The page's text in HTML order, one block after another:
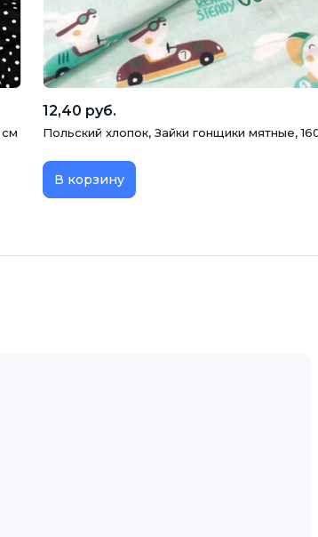
12,40 руб.
Польский хлопок, Зайки гонщики мятные,
В корзину